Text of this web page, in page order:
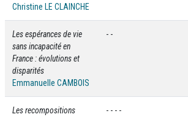
Christine LE CLAINCHE
Les espérances de vie
sans incapacité en
France : évolutions et
disparités
Emmanuelle CAMBOIS
- -
Les recompositions
- - - -